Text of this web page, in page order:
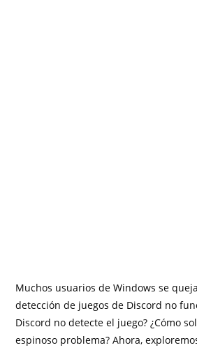
Muchos usuarios de Windows se
detección de juegos de Discord no
Discord no detecte el juego? ¿Cómo
espinoso problema? Ahora,